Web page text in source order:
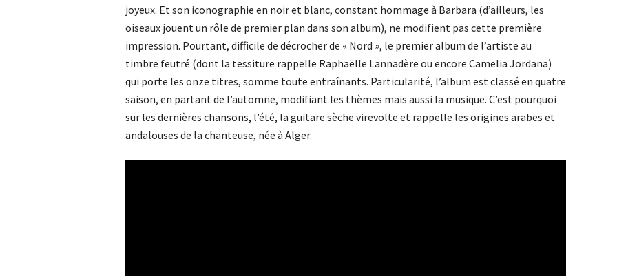
joyeux. Et son iconographie en noir et blanc, constant hommage à Barbara (d’ailleurs, les
oiseaux jouent un rôle de premier plan dans son album), ne modifient pas cette première
impression. Pourtant, difficile de décrocher de « Nord », le premier album de l’artiste au
timbre feutré (dont la tessiture rappelle Raphaëlle Lannadère ou encore Camelia Jordana)
qui porte les onze titres, somme toute entraînants. Particularité, l’album est classé en quatre
saison, en partant de l’automne, modifiant les thèmes mais aussi la musique. C’est pourquoi
sur les dernières chansons, l’été, la guitare sèche virevolte et rappelle les origines arabes et
andalouses de la chanteuse, née à Alger.